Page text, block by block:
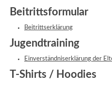
Beitrittsformular
Beitrittserklärung
Jugendtraining
Einverständniserklärung der
T-Shirts / Hoodies